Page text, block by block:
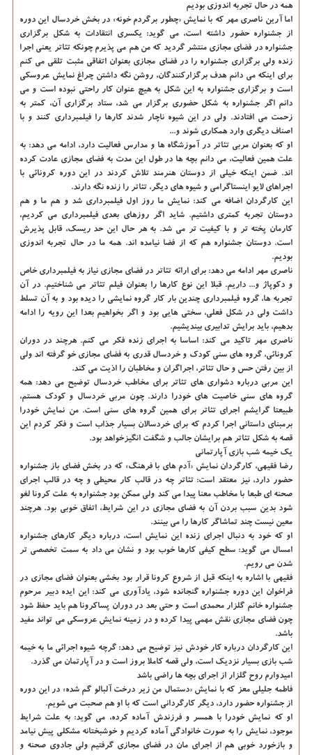
همه در حال تجربه اندوزی بودیم
اما آرین ناصری مهر که با نمایش «چطور برگردم خونه» در بخش خردسال این دوره
از جشنواره حضور داشته است، می گوید: یکسری انتقادات به شکل برگزاری
جشنواره در فضای مجازی منتشر گردید که من هم می پذیرم چونکه تئاتر یعنی اجرا
زنده ولی برگزاری جشنواره را در فضای مجازی بعنوان اتفاقی مثبت تلقی می کنم
برای اینکه می دانم هدف برگزارکنندگان، روشن نگه داشتن چراغ نمایش عروسکی
است و برگزاری جشنواره به این شکل به هیچ عنوان کار راحتی نبوده است و می
دانم اگر جشنواره به شکل حضوری برگزار می شد، ستاد برگزاری آن، کمتر به
زحمت می افتادند. ولی در این شیوه ناچار شدند کارها را فیلمبرداری کنند و با
اصناف دیگری وارد همکاری شوند و...
او که بعنوان مربی تئاتر در آموزشگاه ها و مدارس فعالیت دارد، ادامه می دهد: به
علت همین فعالیت، می دانم بچه ها در طول این مدت به فضای مجازی عادت کرده
اند. ضمن اینکه خیلی از دوستان هنرمند تلاش کردند در این دوره کرونائی با
اجراهای لایو اینستاگرامی و شیوه های دیگر، تئاتر را زنده نگه دارند.
این کارگردان اضافه می کند: نمایش ما روز اول فیلمبرداری شد و هم ما و هم
دوستان تجربه کمتری داشتیم. شاید اگر روزهای بعدی فیلمبرداری می کردیم،
کارمان پخته تر و با کیفیت تر می شد. به هر حال این حد ریسک، قابل پذیرش
است. دوستان جشنواره هم که از فضا نیامده اند. همه ما در حال تجربه اندوزی
بودیم.
ناصری مهر ادامه می دهد: برای ارائه تئاتر در فضای مجازی نیاز به فیلمبرداری خاص
و دکوپاژ و... داریم. قبلا این نوع کارها را بعنوان فیلم تئاتر می شناختیم. در آن
تجربه ها، گروه فیلمبرداری چندین بار کار گروه نمایشی را دیده بود و به آن تسلط
داشت ولی در شکل فعلی، سختی هایی بود و اگر بخواهیم بعدا این رویه را ادامه
بدهیم، باید برایش تدابیری بیندیشیم.
ناصری مهر تاکید می کند: اساسا به اجرای زنده فکر می کنم. هرچند در دوران
کرونائی، گروه های سنی کودک و خردسال قدری به فضای مجازی خو گرفته اند ولی
از بین رفتن حس و حال تئاتر، اجراگران و مخاطبان را اذیت می کند.
این مربی درباره دشواری های تئاتر برای مخاطب خردسال توضیح می دهد: همه
گروه های سنی خاصیت های خودرا دارند. چون مربی خردسال و کودک هستم،
طبیعتا گرایشم اجرای تئاتر برای همین گروه های سنی است. من نمایش خودرا
برمبنای داستانی اجرا کردم که برای خردسالان بسیار جذاب است و فکر کردم این
قصه به شکل تئاتر هم برایشان جالب و شگفت انگیزخواهد بود.
یک خیمه شب بازی آپارتمانی
رضا فقیهی، کارگردان نمایش «آدم های با فرهنگ» که در بخش فضای باز جشنواره
حضور دارد، نیز معتقد است: تئاتر چه در قالب کار محیطی و چه در قالب اجرای
صحنه ای طبعا با مخاطب معنا پیدا می کند ولی ممکن بود جشنواره به علت کرونا لغو
شود بدین سبب بردن آن به فضای مجازی در این شرایط، اتفاق خوبی بود. هرچند
معین نیست چند تماشاگر کارها را می بینند.
او که خود به دنبال اجرای زنده این نمایش است، درباره دیگر کارهای جشنواره
امسال می گوید: سطح کیفی کارها خوب بود و نشان می داد به سمت تخصصی تر
شدن می رویم.
فقیهی با اشاره به اینکه قبل از شروع کرونا قرار بود بخشی بعنوان فضای مجازی در
فراخوان این دوره جشنواره گنجانده شود، یادآوری می کند: این ایده دبیر مرحوم
جشنواره خانم گلزار محمدی است و حتی بعد در دوران پساکرونا هم باید حفظ شود
چون فضای مجازی نقش مهمی پیدا کرده و در زمینه نمایش عروسکی می تواند مفید
باشد.
این کارگردان درباره کار خودش نیز توضیح می دهد: گرچه شیوه اجرائی ما به خیمه
شب بازی بسیار نزدیک است، ولی قصه کاملا بروز است و در آپارتمان می گذرد.
امیدوارم روح گلزار از اجرای بچه ها راضی باشد
فاطمه جلیلی معز که با نمایش «دستمال من زیر درخت آلبالو گم شده» در این دوره
از جشنواره حضور دارد، دیگر کارگردانی است که با او هم صحبت می شویم.
او که نمایش خودرا با همسر و فرزندش آماده کرده، می گوید: به علت شرایط
موجود، نمایش را به صورت خانوادگی آماده کردیم و خوشبختانه مشکلی پیش نیامد
و بازخورد خوبی هم از اجرای مان در فضای مجازی گرفتیم ولی جادوی صحنه و